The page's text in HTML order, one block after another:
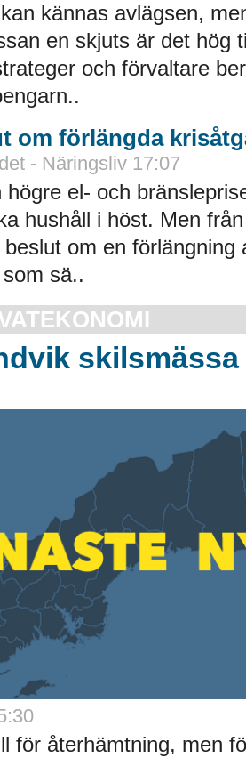
kännas avlägsen,
en skjuts är det hög
och förvaltare
om förlängda
- Näringsliv 17:07
högre el- och
hushåll i höst. Men
om en förlängning
sä..
för återhämtning, men